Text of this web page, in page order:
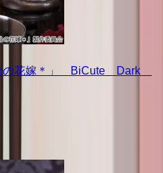
の花嫁＊」 BiCute Dark